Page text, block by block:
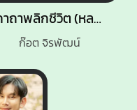
คาถาพลิกชีวิต (หลวงปู่ศิลา สิริจันโท)
ก๊อต จิรพัฒน์